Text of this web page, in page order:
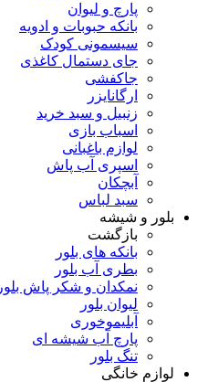
پارچ و لیوان
بانکه حبوبات و ادویه
سیسمونی کودک
جای دستمال کاغذی
جاکفشی
ارگانایزر
زنبیل و سبد خرید
اسباب بازی
لوازم باغبانی
اسپری آب پاش
آبچکان
سبد لباس
بلور و شیشه
بازگشت
بانکه های بلور
بطری آب بلور
نمکدان و شکر پاش بلور
لیوان بلور
آبلیموخوری
پارچ آب شیشه ای
تنگ بلور
لوازم خانگی